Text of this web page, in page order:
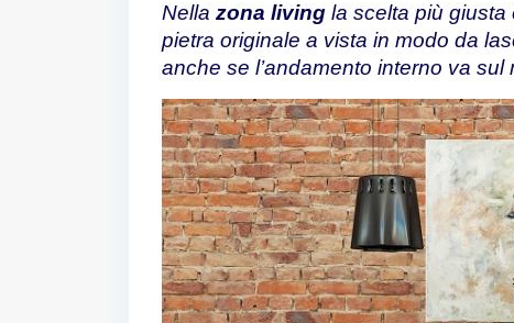
Nella zona living la scelta più giusta
pietra originale a vista in modo da
anche se l’andamento interno va sul